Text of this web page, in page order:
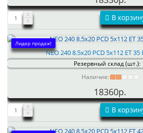
В
Лидер продаж!
NEO 240 8.5x20 PCD 5x112 ET 35
Резервный склад (шт.):
Наличие:
18360р.
В